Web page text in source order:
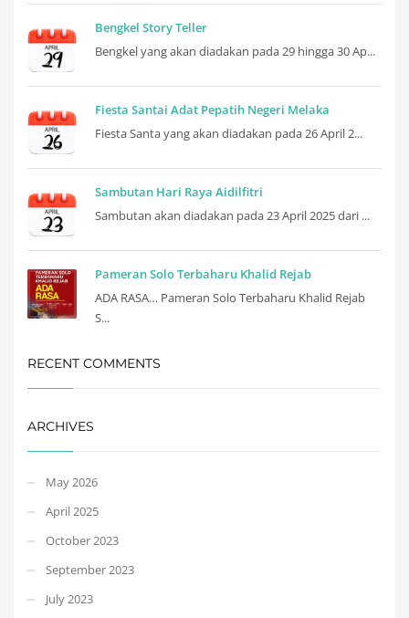
Bengkel Story Teller
Bengkel yang akan diadakan pada 29 hingga 30 Ap...
Fiesta Santai Adat Pepatih Negeri Melaka
Fiesta Santa yang akan diadakan pada 26 April 2...
Sambutan Hari Raya Aidilfitri
Sambutan akan diadakan pada 23 April 2025 dari ...
Pameran Solo Terbaharu Khalid Rejab
ADA RASA… Pameran Solo Terbaharu Khalid Rejab
S...
RECENT COMMENTS
ARCHIVES
May 2026
April 2025
October 2023
September 2023
July 2023